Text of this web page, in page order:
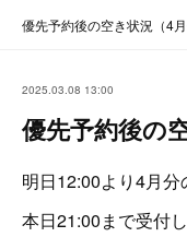
優先予約後の空き状況（4月
2025.03.08 13:00
優先予約後の
明日12:00より4月分
本日21:00まで受付